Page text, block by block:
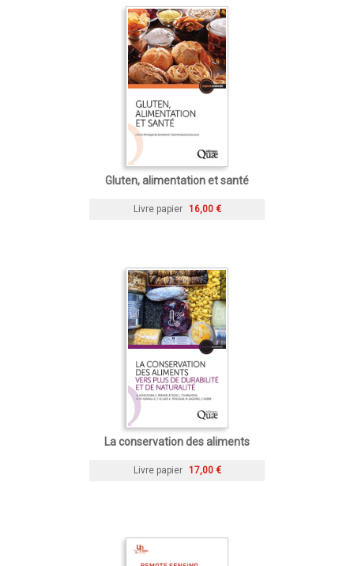
Gluten, alimentation et santé
Livre papier 16,00 €
La conservation des aliments
Livre papier 17,00 €